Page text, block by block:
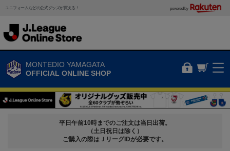
ユニフォームなどの公式グッズが買える！ powered by
MONTEDIO YAMAGATA
OFFICIAL ONLINE SHOP
平日午前10時までのご注文は当日出荷。
（土日祝日は除く）
ご購入の際はＪリーグIDが必要です。